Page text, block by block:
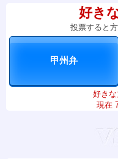
好き
投票すると
好きな
現在